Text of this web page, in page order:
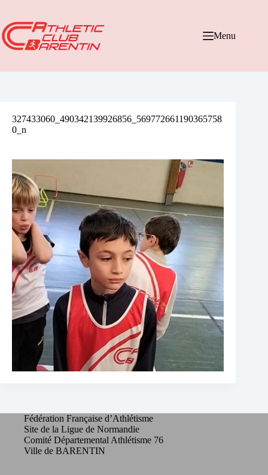
contenu
Menu
327433060_490342139926856_569772661190365758
0_n
Fédération Française d’Athlétisme
Site de la Ligue de Normandie
Comité Départemental Athlétisme 76
Ville de BARENTIN